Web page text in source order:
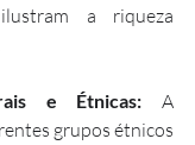
a riqueza
e Étnicas: A
grupos étnicos